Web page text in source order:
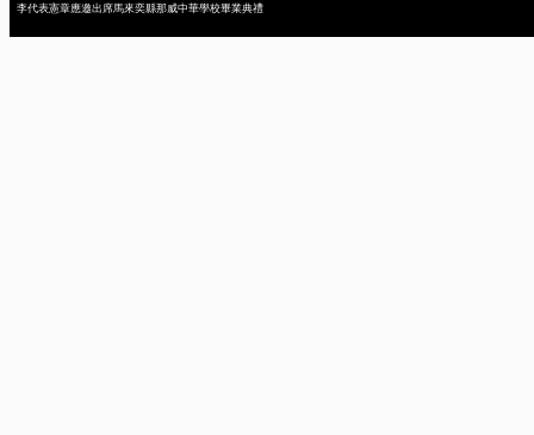
李代表憲章應邀出席馬來奕縣那威中華學校畢業典禮